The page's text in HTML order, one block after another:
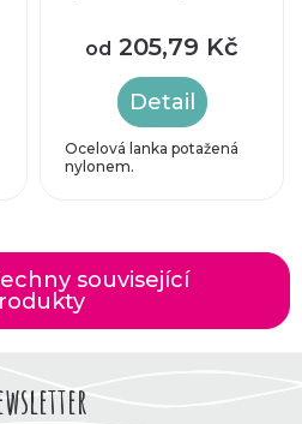
od 205,79 Kč
Detail
Ocelová lanka potažená
nylonem.
související